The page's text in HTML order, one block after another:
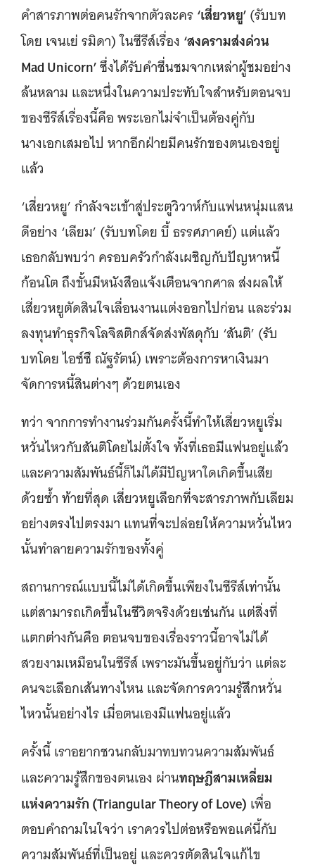
คำสารภาพต่อคนรักจากตัวละคร‘เสี่ยวหยู’(รับบท
โดย เจนเย่ รมิดา) ในซีรีส์เรื่อง ‘สงครามส่งด่วน
Mad Unicorn’ซึ่งได้รับคำชื่นชมจากเหล่าผู้ชมอย่าง
ล้นหลาม และหนึ่งในความประทับใจสำหรับตอนจบ
ของซีรีส์เรื่องนี้คือ พระเอกไม่จำเป็นต้องคู่กับ
นางเอกเสมอไป หากอีกฝ่ายมีคนรักของตนเองอยู่
แล้ว
‘เสี่ยวหยู’ กำลังจะเข้าสู่ประตูวิวาห์กับแฟนหนุ่มแสน
ดีอย่าง ‘เลียม’ (รับบทโดย บี้ ธรรศภาคย์) แต่แล้ว
เธอกลับพบว่า ครอบครัวกำลังเผชิญกับปัญหาหนี้
ก้อนโต ถึงขั้นมีหนังสือแจ้งเตือนจากศาล ส่งผลให้
เสี่ยวหยูตัดสินใจเลื่อนงานแต่งออกไปก่อน และร่วม
ลงทุนทำธุรกิจโลจิสติกส์จัดส่งพัสดุกับ ‘สันติ’ (รับ
บทโดย ไอซ์ซึ ณัฐรัตน์) เพราะต้องการหาเงินมา
จัดการหนี้สินต่างๆ ด้วยตนเอง
ทว่า จากการทำงานร่วมกันครั้งนี้ทำให้เสี่ยวหยูเริ่ม
หวั่นไหวกับสันติโดยไม่ตั้งใจ ทั้งที่เธอมีแฟนอยู่แล้ว
และความสัมพันธ์นี้ก็ไม่ได้มีปัญหาใดเกิดขึ้นเสีย
ด้วยซ้ำ ท้ายที่สุด เสี่ยวหยูเลือกที่จะสารภาพกับเลียม
อย่างตรงไปตรงมา แทนที่จะปล่อยให้ความหวั่นไหว
นั้นทำลายความรักของทั้งคู่
สถานการณ์แบบนี้ไม่ได้เกิดขึ้นเพียงในซีรีส์เท่านั้น
แต่สามารถเกิดขึ้นในชีวิตจริงด้วยเช่นกัน แต่สิ่งที่
แตกต่างกันคือ ตอนจบของเรื่องราวนี้อาจไม่ได้
สวยงามเหมือนในซีรีส์ เพราะมันขึ้นอยู่กับว่า แต่ละ
คนจะเลือกเส้นทางไหน และจัดการความรู้สึกหวั่น
ไหวนั้นอย่างไร เมื่อตนเองมีแฟนอยู่แล้ว
ครั้งนี้ เราอยากชวนกลับมาทบทวนความสัมพันธ์
และความรู้สึกของตนเอง ผ่านทฤษฎีสามเหลี่ยม
แห่งความรัก (Triangular Theory of Love) เพื่อ
ตอบคำถามในใจว่า เราควรไปต่อหรือพอแค่นี้กับ
ความสัมพันธ์ที่เป็นอยู่ และควรตัดสินใจแก้ไข